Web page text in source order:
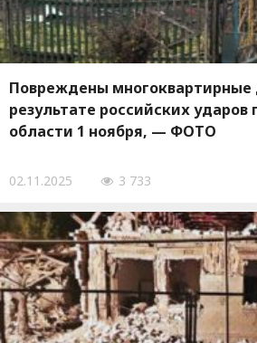
Повреждены многоквартирные
результате российских ударов
области 1 ноября, — ФОТО
02.11.2025 3 733